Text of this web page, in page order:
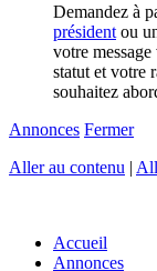
Demandez à
président ou
votre
statut et votre
souhaitez
Annonces Fermer
Aller au contenu |
Accueil
Annonces